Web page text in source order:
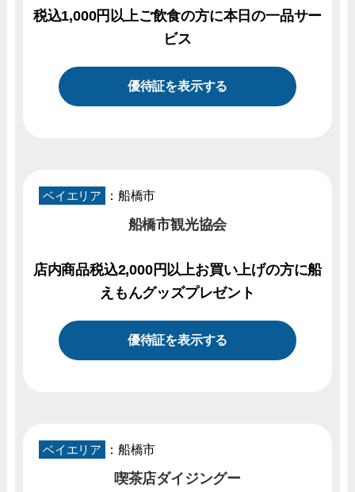
税込1,000円以上ご飲食の方に本日の一品サー
ビス
優待証を表示する
ベイエリア ：船橋市
船橋市観光協会
店内商品税込2,000円以上お買い上げの方に船
えもんグッズプレゼント
優待証を表示する
ベイエリア ：船橋市
喫茶店ダイジングー